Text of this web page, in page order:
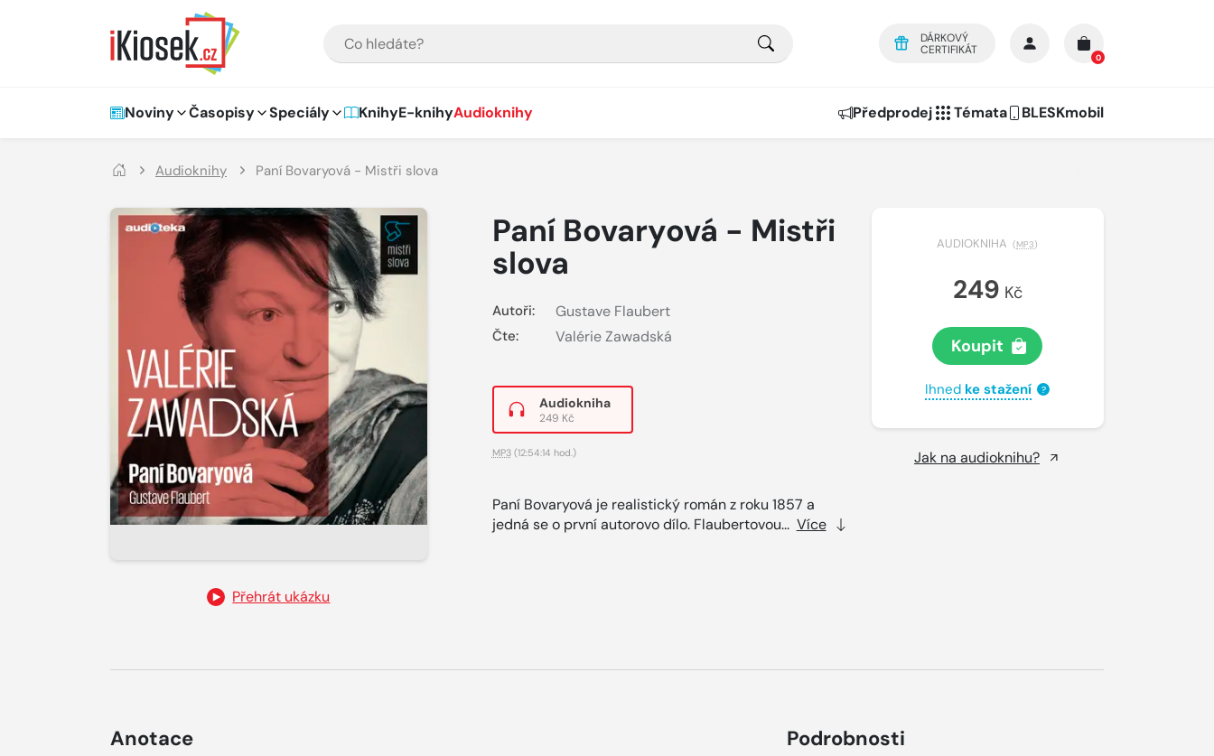
DÁRKOVÝ
CERTIFIKÁT
0
Hlavní navigace
Noviny Časopisy Speciály KnihyE-knihyAudioknihy Předprodej Témata BLESKmobil
Audioknihy Paní Bovaryová - Mistři slova
Přehrát ukázku
Paní Bovaryová - Mistři
slova
Autoři: Gustave Flaubert
Čte: Valérie Zawadská
Audiokniha
249 Kč
MP3(12:54:14 hod.)
Paní Bovaryová je realistický román z roku 1857 a
jedná se o první autorovo dílo. Flaubertovou... Více
AUDIOKNIHA (MP3)
249 Kč
Koupit
Ihned ke stažení ?
Jak na audioknihu?
Anotace Podrobnosti